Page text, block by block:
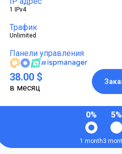
1 IPv4
Трафик
Unlimited
Панели управления
38.00 $
в месяц
0%
1 month
5%
3